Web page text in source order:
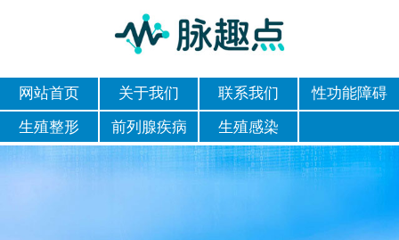
网站首页 关于我们 联系我们
性功能障碍
生殖整形
前列腺疾病 生殖感染